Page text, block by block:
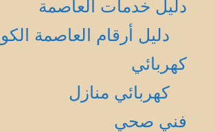
دليل خدمات العاصمة
دليل أرقام العاصمة
كهربائي
كهربائي منازل
فني صحي